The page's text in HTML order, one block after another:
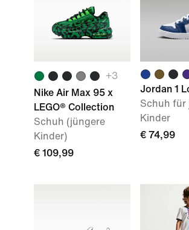
+3
Nike Air Max 95 x
LEGO® Collection
Schuh (jüngere
Kinder)
€ 109,99
Jordan 1
Schuh für
Kinder
€ 74,99